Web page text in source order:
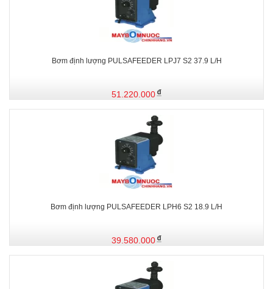
Bơm định lượng PULSAFEEDER LPJ7 S2 37.9 L/H
51.220.000
Bơm định lượng PULSAFEEDER LPH6 S2 18.9 L/H
39.580.000